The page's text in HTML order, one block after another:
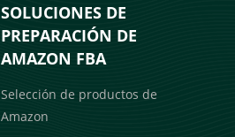
SOLUCIONES DE
PREPARACIÓN DE
AMAZON FBA
Selección de productos de
Amazon